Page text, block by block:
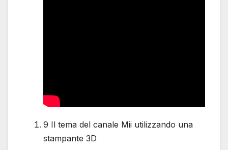
9 Il tema del canale Mii utilizzando una
stampante 3D